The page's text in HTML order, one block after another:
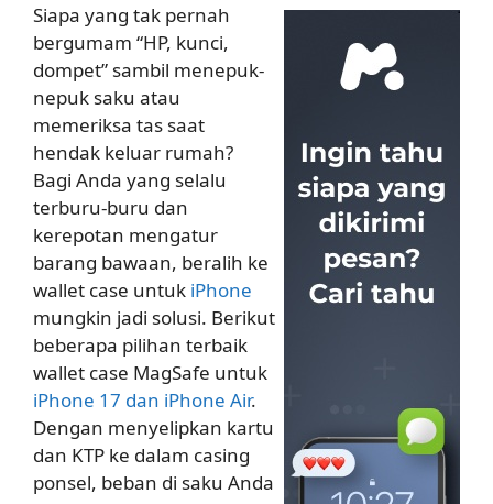
Siapa yang tak pernah
bergumam “HP, kunci,
dompet” sambil menepuk-
nepuk saku atau
memeriksa tas saat
hendak keluar rumah?
Bagi Anda yang selalu
terburu-buru dan
kerepotan mengatur
barang bawaan, beralih ke
wallet case untuk iPhone
mungkin jadi solusi. Berikut
beberapa pilihan terbaik
wallet case MagSafe untuk
iPhone 17 dan iPhone Air.
Dengan menyelipkan kartu
dan KTP ke dalam casing
ponsel, beban di saku Anda